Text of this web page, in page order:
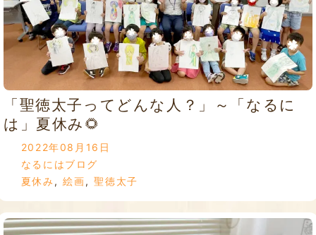
「聖徳太子ってどんな人？」～「なるに
は」夏休み🌻
2022年08月16日
なるにはブログ
夏休み ,絵画,聖徳太子